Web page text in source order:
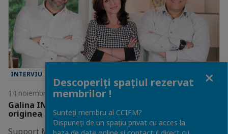
INTERVIU
14 noiembrie 2019
Galina INDOITU: "Istoria mea personală este la
originea SMarketoo"
Support Market S.A.S. a fost creată în 2018 la Lyon.
Descoperiți spațiul rezervat
membrilor !
Sunteți membru al CCIFM?
Dispuneți de un spațiu privat cu acces la